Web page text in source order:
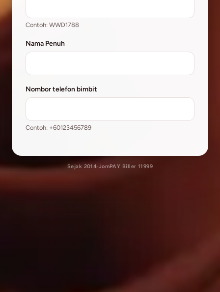
Contoh: WWD1788
Nama Penuh
Nombor telefon bimbit
Contoh: +60123456789
Sejak 2014·JomPAY Biller 11999